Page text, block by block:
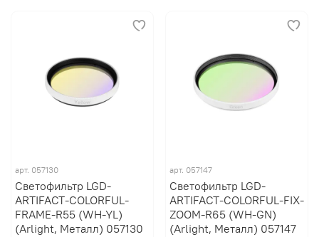
арт. 057130
Светофильтр LGD-
ARTIFACT-COLORFUL-
FRAME-R55 (WH-YL)
(Arlight, Металл) 057130
арт. 057147
Светофильтр LGD-
ARTIFACT-COLORFUL-FIX-
ZOOM-R65 (WH-GN)
(Arlight, Металл) 057147